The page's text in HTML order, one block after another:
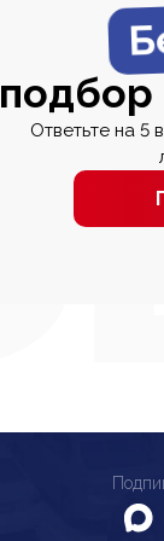
Ответьте на 5